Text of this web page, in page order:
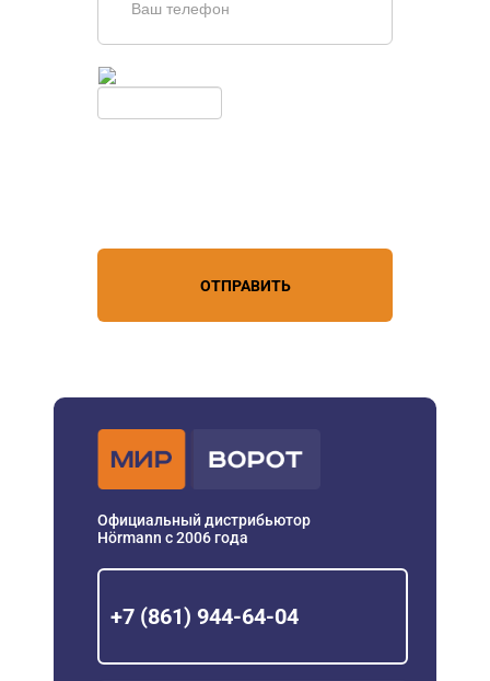
ОТПРАВИТЬ
Официальный дистрибьютор
Hörmann с 2006 года
+7 (861) 944-64-04